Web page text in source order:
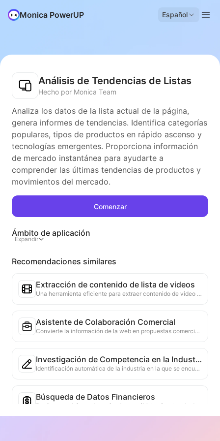
Monica PowerUP Español
Análisis de Tendencias de Listas
Hecho por Monica Team
Analiza los datos de la lista actual de la página,
genera informes de tendencias. Identifica categorías
populares, tipos de productos en rápido ascenso y
tecnologías emergentes. Proporciona información
de mercado instantánea para ayudarte a
comprender las últimas tendencias de productos y
movimientos del mercado.
Comenzar
Ámbito de aplicación
Expandir
Recomendaciones similares
Extracción de contenido de lista de videos
Una herramienta eficiente para extraer contenido de video de páginas web, capaz de escanear rápidamente las páginas y organizar la información del video en una tabla Markdown estructurada.
Asistente de Colaboración Comercial
Convierte la información de la web en propuestas comerciales personalizadas, mensajes privados de colaboración, proporciona plantillas listas para usar y guías de seguimiento, simplificando el proceso de colaboración.
Investigación de Competencia en la Industria
Identificación automática de la industria en la que se encuentra la empresa y sus principales competidores, basada en el contenido de la web. Generación de un informe detallado de análisis de la competencia, que incluye participación de mercado, comparación de productos y análisis FODA, ayudando a comprender la posición de la empresa en la industria.
Búsqueda de Datos Financieros